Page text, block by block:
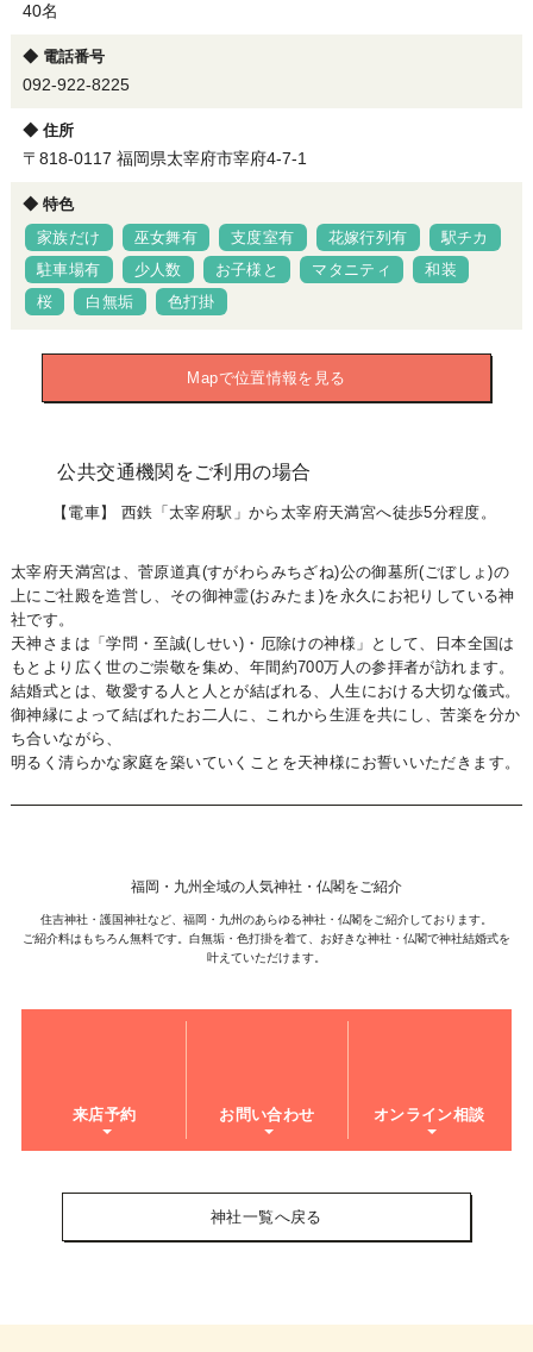
40名
電話番号
092-922-8225
住所
〒818-0117 福岡県太宰府市宰府4-7-1
特色
家族だけ
巫女舞有 支度室有 花嫁行列有
駅チカ
駐車場有
少人数 お子様と マタニティ
和装
桜
白無垢 色打掛
Mapで位置情報を見る
公共交通機関をご利用の場合
【電車】 西鉄「太宰府駅」から太宰府天満宮へ徒歩5分程度。
太宰府天満宮は、菅原道真(すがわらみちざね)公の御墓所(ごぼしょ)の
上にご社殿を造営し、その御神霊(おみたま)を永久にお祀りしている神
社です。
天神さまは「学問・至誠(しせい)・厄除けの神様」として、日本全国は
もとより広く世のご崇敬を集め、年間約700万人の参拝者が訪れます。
結婚式とは、敬愛する人と人とが結ばれる、人生における大切な儀式。
御神縁によって結ばれたお二人に、これから生涯を共にし、苦楽を分か
ち合いながら、
明るく清らかな家庭を築いていくことを天神様にお誓いいただきます。
福岡・九州全域の人気神社・仏閣をご紹介
住吉神社・護国神社など、福岡・九州のあらゆる神社・仏閣をご紹介しております。
ご紹介料はもちろん無料です。白無垢・色打掛を着て、お好きな神社・仏閣で神社結婚式を
叶えていただけます。
来店予約 お問い合わせ オンライン相談
神社一覧へ戻る